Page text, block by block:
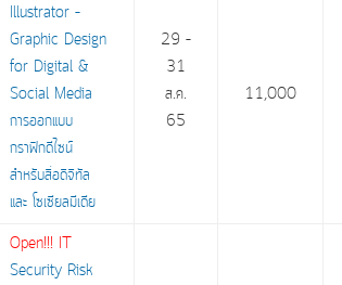
Illustrator –
Graphic Design
for Digital &
Social Media
การออกแบบ
กราฟิกดีไซน์
สำหรับสื่อดิจิทัล
และ โซเซียลมีเดีย
29 –
31
ส.ค.
65
11,000
Open!!! IT
Security Risk